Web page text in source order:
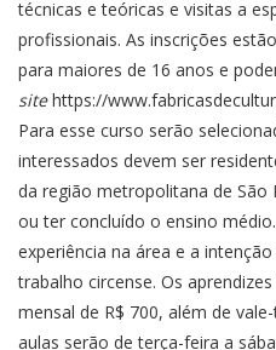
técnicas e teóricas e visitas a
profissionais. As inscrições
para maiores de 16 anos e
sitehttps://
Para esse curso serão
interessados devem ser
da região metropolitana de São
ou ter concluído o ensino
experiência na área e a
trabalho circense. Os
mensal de R$ 700, além de
aulas serão de terça-feira a